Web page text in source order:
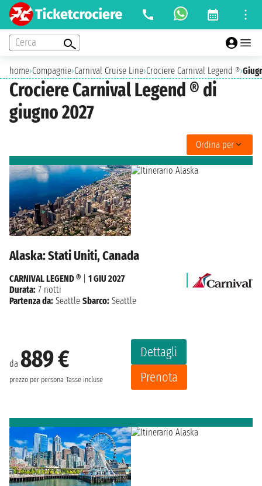
Cerca
home›Compagnie›Carnival Cruise Line›Crociere Carnival Legend ®›
Crociere Carnival Legend ® di
giugno 2027
Ordina per
Alaska: Stati Uniti, Canada
da 889 €
prezzo per persona Tasse incluse
Dettagli
Prenota
CARNIVAL LEGEND ®
1 GIU 2027
Durata: 7 notti
Partenza da: Seattle Sbarco: Seattle